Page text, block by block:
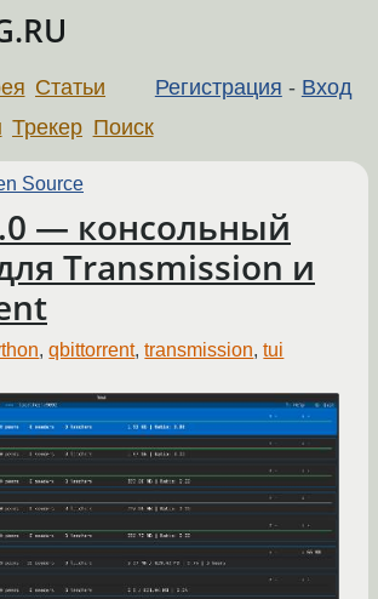
Регистрация - Вход
Статьи
Трекер Поиск
Source
— консольный
Transmission и
,qbittorrent,transmission,tui